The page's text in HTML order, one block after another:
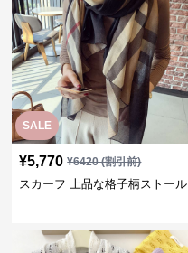
SALE
¥5,770 ¥6420(割引前)
スカーフ 上品な格子柄ストール